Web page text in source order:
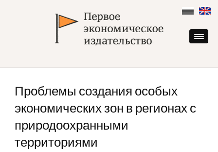
content
Проблемы создания особых
экономических зон в регионах с
природоохранными
территориями